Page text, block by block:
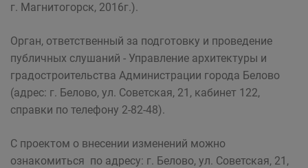
г. Магнитогорск, 2016г.).
Орган, ответственный за подготовку и проведение
публичных слушаний - Управление архитектуры и
градостроительства Администрации города Белово
(адрес: г. Белово, ул. Советская, 21, кабинет 122,
справки по телефону 2-82-48).
С проектом о внесении изменений можно
ознакомиться по адресу: г. Белово, ул. Советская, 21,